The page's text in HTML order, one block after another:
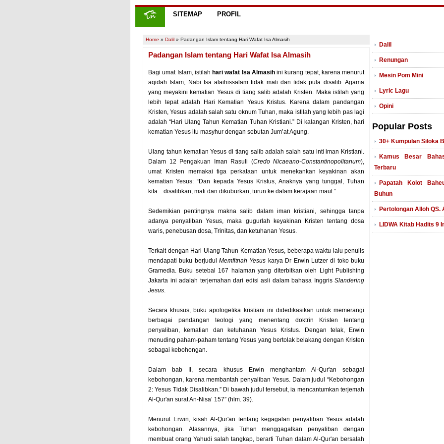
SITEMAP PROFIL
Home » Dalil » Padangan Islam tentang Hari Wafat Isa Almasih
Padangan Islam tentang Hari Wafat Isa Almasih
Bagi umat Islam, istilah hari wafat Isa Almasihini kurang tepat, karena menurut
aqidah Islam, Nabi Isa alaihissalam tidak mati dan tidak pula disalib. Agama
yang meyakini kematian Yesus di tiang salib adalah Kristen. Maka istilah yang
lebih tepat adalah Hari Kematian Yesus Kristus. Karena dalam pandangan
Kristen, Yesus adalah salah satu oknum Tuhan, maka istilah yang lebih pas lagi
adalah “Hari Ulang Tahun Kematian Tuhan Kristiani.” Di kalangan Kristen, hari
kematian Yesus itu masyhur dengan sebutan Jum’at Agung.
Ulang tahun kematian Yesus di tiang salib adalah salah satu inti iman Kristiani.
Dalam 12 Pengakuan Iman Rasuli (Credo Nicaeano-Constantinopolitanum),
umat Kristen memakai tiga perkataan untuk menekankan keyakinan akan
kematian Yesus: “Dan kepada Yesus Kristus, Anaknya yang tunggal, Tuhan
kita... disalibkan, mati dan dikuburkan, turun ke dalam kerajaan maut.”
Sedemikian pentingnya makna salib dalam iman kristiani, sehingga tanpa
adanya penyaliban Yesus, maka gugurlah keyakinan Kristen tentang dosa
waris, penebusan dosa, Trinitas, dan ketuhanan Yesus.
Terkait dengan Hari Ulang Tahun Kematian Yesus, beberapa waktu lalu penulis
mendapati buku berjudulMemfitnah Yesus karya Dr Erwin Lutzer di toko buku
Gramedia. Buku setebal 167 halaman yang diterbitkan oleh Light Publishing
Jakarta ini adalah terjemahan dari edisi asli dalam bahasa Inggris Slandering
Jesus.
Secara khusus, buku apologetika kristiani ini didedikasikan untuk memerangi
berbagai pandangan teologi yang menentang doktrin Kristen tentang
penyaliban, kematian dan ketuhanan Yesus Kristus. Dengan telak, Erwin
menuding paham-paham tentang Yesus yang bertolak belakang dengan Kristen
sebagai kebohongan.
Dalam bab II, secara khusus Erwin menghantam Al-Qur'an sebagai
kebohongan, karena membantah penyaliban Yesus. Dalam judul “Kebohongan
2: Yesus Tidak Disalibkan.” Di bawah judul tersebut, ia mencantumkan terjemah
Al-Qur'an surat An-Nisa’ 157” (hlm. 39).
Menurut Erwin, kisah Al-Qur'an tentang kegagalan penyaliban Yesus adalah
kebohongan. Alasannya, jika Tuhan menggagalkan penyaliban dengan
membuat orang Yahudi salah tangkap, berarti Tuhan dalam Al-Qur'an bersalah
Dalil
Renungan
Mesin Pom Mini
Lyric Lagu
Opini
Popular Posts
30+ Kumpulan Siloka
Kamus Besar
Terbaru
Papatah Kolot
Buhun
Pertolongan Alloh QS.
LIDWA Kitab Hadits 9